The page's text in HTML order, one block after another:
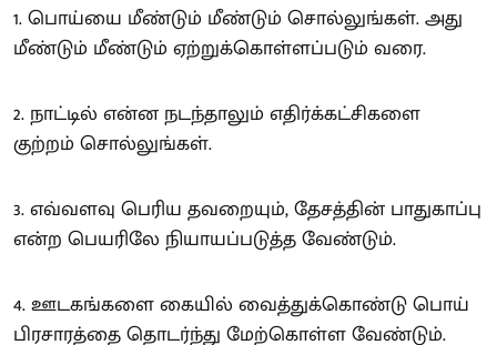
1. பொய்யை மீண்டும் மீண்டும் சொல்லுங்கள். அது
மீண்டும் மீண்டும் ஏற்றுக்கொள்ளப்படும் வரை.
2. நாட்டில் என்ன நடந்தாலும் எதிர்க்கட்சிகளை
குற்றம் சொல்லுங்கள்.
3. எவ்வளவு பெரிய தவறையும், தேசத்தின் பாதுகாப்பு
என்ற பெயரிலே நியாயப்படுத்த வேண்டும்.
4. ஊடகங்களை கையில் வைத்துக்கொண்டு பொய்
பிரசாரத்தை தொடர்ந்து மேற்கொள்ள வேண்டும்.